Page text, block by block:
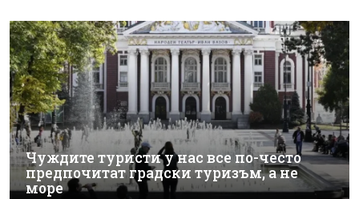
Чуждите туристи у нас все по-често
предпочитат градски туризъм, а не
море